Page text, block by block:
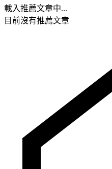
載入推薦文章中...
目前沒有推薦文章